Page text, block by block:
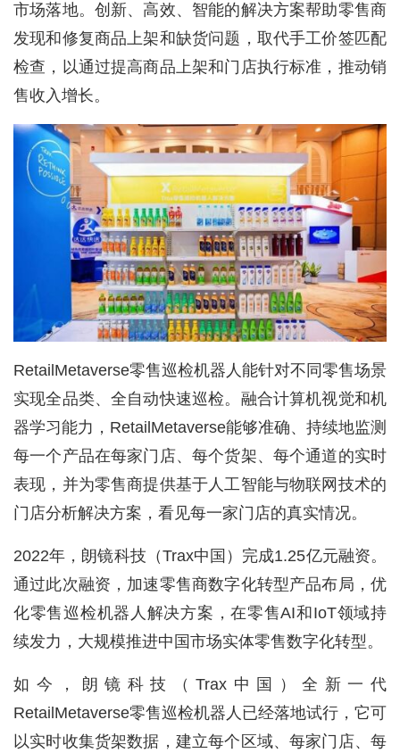
首
页
业
界
工
智
能
市场落地。创新、高效、智能的解决方案帮助零售商
发现和修复商品上架和缺货问题，取代手工价签匹配
检查，以通过提高商品上架和门店执行标准，推动销
售收入增长。
RetailMetaverse零售巡检机器人能针对不同零售场景
实现全品类、全自动快速巡检。融合计算机视觉和机
器学习能力，RetailMetaverse能够准确、持续地监测
每一个产品在每家门店、每个货架、每个通道的实时
表现，并为零售商提供基于人工智能与物联网技术的
门店分析解决方案，看见每一家门店的真实情况。
2022年，朗镜科技（Trax中国）完成1.25亿元融资。
通过此次融资，加速零售商数字化转型产品布局，优
化零售巡检机器人解决方案，在零售AI和IoT领域持
续发力，大规模推进中国市场实体零售数字化转型。
如今，朗镜科技（Trax中国）全新一代
RetailMetaverse零售巡检机器人已经落地试行，它可
以实时收集货架数据，建立每个区域、每家门店、每